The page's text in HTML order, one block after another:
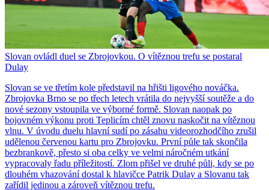
Slovan ovládl duel se Zbrojovkou. O vítěznou trefu se postaral
Dulay
Slovan se ve třetím kole představil na hřišti ligového nováčka.
Zbrojovka Brno se po třech letech vrátila do nejvyšší soutěže a do
nové sezony vstoupila ve výborné formě. Slovan naopak po
bojovném výkonu proti Teplicím chtěl znovu naskočit na vítěznou
vlnu. V úvodu duelu hlavní sudí po zásahu videorozhodčího zrušil
udělenou červenou kartu pro Zbrojovku. První půle tak skončila
bezbrankově, přesto si oba celky ve velmi náročném utkání
vypracovaly řadu příležitostí. Zlom přišel ve druhé půli, kdy se po
dlouhém vhazování dostal k hlavičce Patrik Dulay a Slovanu tak
zařídil jedinou a zároveň vítěznou trefu.